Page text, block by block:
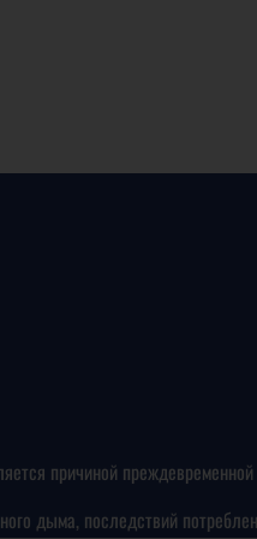
причиной преждевременной
дыма, последствий